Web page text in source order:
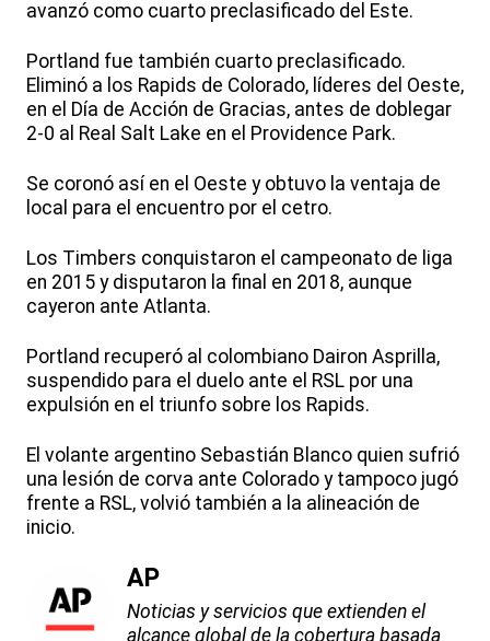
avanzó como cuarto preclasificado del Este.
Portland fue también cuarto preclasificado.
Eliminó a los Rapids de Colorado, líderes del Oeste,
en el Día de Acción de Gracias, antes de doblegar
2-0 al Real Salt Lake en el Providence Park.
Se coronó así en el Oeste y obtuvo la ventaja de
local para el encuentro por el cetro.
Los Timbers conquistaron el campeonato de liga
en 2015 y disputaron la final en 2018, aunque
cayeron ante Atlanta.
Portland recuperó al colombiano Dairon Asprilla,
suspendido para el duelo ante el RSL por una
expulsión en el triunfo sobre los Rapids.
El volante argentino Sebastián Blanco quien sufrió
una lesión de corva ante Colorado y tampoco jugó
frente a RSL, volvió también a la alineación de
inicio.
AP
Noticias y servicios que extienden el
alcance global de la cobertura basada